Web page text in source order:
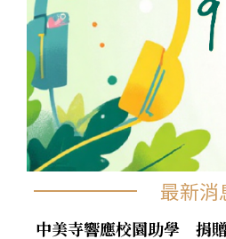
最新消
中美寺響應校園助學 捐